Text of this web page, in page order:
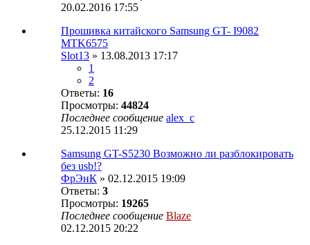
20.02.2016 17:55
Прошивка китайского Samsung GT- I9082
MTK6575
Slot13 » 13.08.2013 17:17
1
2
Ответы: 16
Просмотры: 44824
Последнее сообщение alex_c
25.12.2015 11:29
Samsung GT-S5230 Возможно ли разблокировать
без usb!?
ФрЭнК » 02.12.2015 19:09
Ответы: 3
Просмотры: 19265
Последнее сообщение Blaze
02.12.2015 20:22